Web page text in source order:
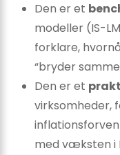
Den er et
modeller (IS-
forklare,
“bryder
Den er et
virksomheder,
med væksten i